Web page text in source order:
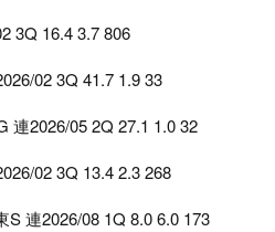
3Q 16.4 3.7 806
02 3Q 41.7 1.9 33
連2026/05 2Q 27.1 1.0 32
02 3Q 13.4 2.3 268
連2026/08 1Q 8.0 6.0 173